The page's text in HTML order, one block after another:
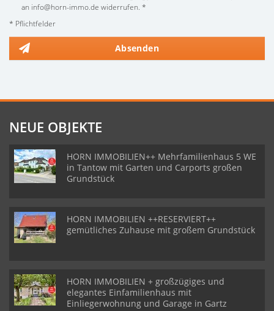
an info@horn-immo.de widerrufen. *
* Pflichtfelder
Absenden
NEUE OBJEKTE
HORN IMMOBILIEN++ Mehrfamilienhaus 5 WE
in Tantow mit Garten und Carports großen
Grundstück
HORN IMMOBILIEN ++RESERVIERT++
gemütliches Zuhause mit großem Grundstück
HORN IMMOBILIEN + großzügiges und
elegantes Einfamilienhaus mit
Einliegerwohnung und Garage in Gartz